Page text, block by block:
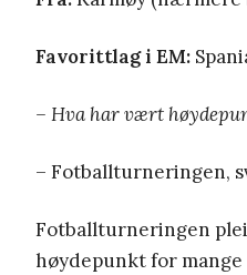
Favorittlag i EM:
– Hva har vært
– Fotballturneringen,
Fotballturneringen
høydepunkt for